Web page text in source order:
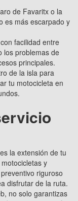
de Favaritx o la
es más escarpado y
facilidad entre
los problemas de
principales.
de la isla para
tu motocicleta en
la extensión de tu
y
riguroso
disfrutar de la ruta.
no solo garantizas